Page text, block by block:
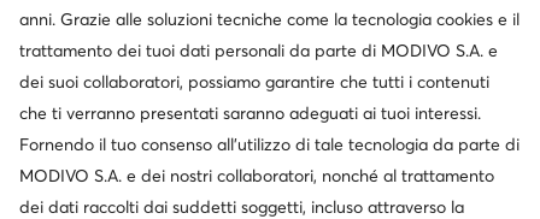
extra -25% Codice: SUMMER
Disney Classics
Valigia media · Grigio
extra -15% Codice: SUMMER
-15%
Nautica
Valigia media · Rosso
anni. Grazie alle soluzioni tecniche come la tecnologia cookies e il
trattamento dei tuoi dati personali da parte di MODIVO S.A. e
dei suoi collaboratori, possiamo garantire che tutti i contenuti
che ti verranno presentati saranno adeguati ai tuoi interessi.
Fornendo il tuo consenso all’utilizzo di tale tecnologia da parte di
MODIVO S.A. e dei nostri collaboratori, nonché al trattamento
dei dati raccolti dai suddetti soggetti, incluso attraverso la